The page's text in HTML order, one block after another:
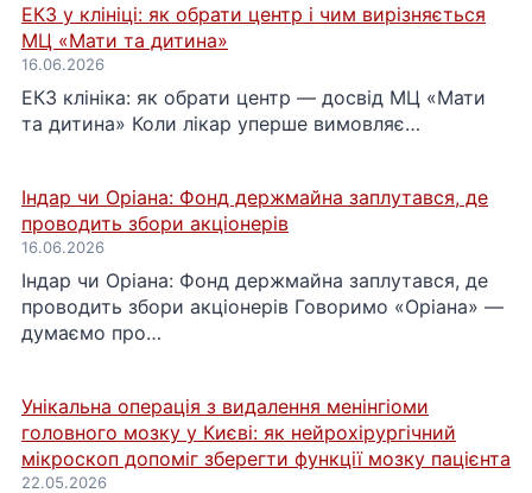
ЕКЗ у клініці: як обрати центр і чим вирізняється
МЦ «Мати та дитина»
16.06.2026
ЕКЗ клініка: як обрати центр — досвід МЦ «Мати
та дитина» Коли лікар уперше вимовляє…
Індар чи Оріана: Фонд держмайна заплутався, де
проводить збори акціонерів
16.06.2026
Індар чи Оріана: Фонд держмайна заплутався, де
проводить збори акціонерів Говоримо «Оріана» —
думаємо про…
Унікальна операція з видалення менінгіоми
головного мозку у Києві: як нейрохірургічний
мікроскоп допоміг зберегти функції мозку пацієнта
22.05.2026